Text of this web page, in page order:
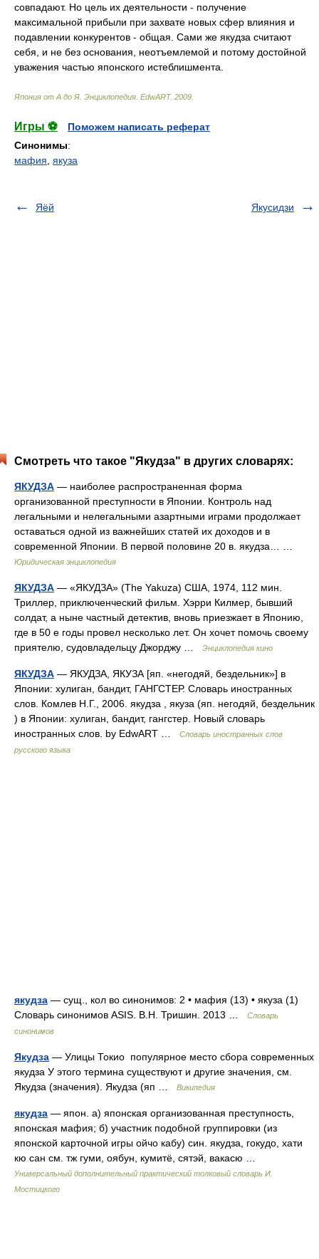
Япония от А до Я. Энциклопедия EdwART. 2009
Игры ⚽
Поможем написать реферат
Синонимы:
мафия якуза
Яёй Якусидзи
Смотреть что такое "Якудза" в других словарях:
ЯКУДЗА — наиболее распространенная форма
организованной преступности в Японии. Контроль над
легальными и нелегальными азартными играми продолжает
оставаться одной из важнейших статей их доходов и в
современной Японии. В первой половине 20 в. якудза… …
Юридическая энциклопедия
ЯКУДЗА — «ЯКУДЗА» (The Yakuza) США, 1974, 112 мин.
Триллер, приключенческий фильм. Хэрри Килмер, бывший
солдат, а ныне частный детектив, вновь приезжает в Японию,
где в 50 е годы провел несколько лет. Он хочет помочь своему
приятелю, судовладельцу Джорджу …
Энциклопедия кино
ЯКУДЗА — ЯКУДЗА, ЯКУЗА [яп. «негодяй, бездельник»] в
Японии: хулиган, бандит, ГАНГСТЕР. Словарь иностранных
слов. Комлев Н.Г., 2006. якудза , якуза (яп. негодяй, бездельник
) в Японии: хулиган, бандит, гангстер. Новый словарь
иностранных слов. by EdwART …
Словарь иностранных слов
русского языка
якудза — сущ., кол во синонимов: 2 • мафия (13) • якуза (1)
Словарь синонимов ASIS. В.Н. Тришин. 2013 …
Словарь
синонимов
Якудза — Улицы Токио популярное место сбора современных
якудза У этого термина существуют и другие значения, см.
Якудза (значения). Якудза (яп …
Википедия
якудза — япон. а) японская организованная преступность,
японская мафия; б) участник подобной группировки (из
японской карточной игры ойчо кабу) син. якудза, гокудо, хати
кю сан см. тж гуми, оябун, кумитё, сятэй, вакасю …
Универсальный дополнительный практический толковый словарь И.
Мостицкого